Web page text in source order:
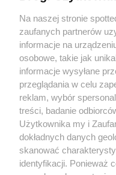
KATEGORIE
OGŁOSZENIA
WYDARZENIA
NA SKRÓTY
Regulamin
Polityka
RODO
Warunki
Na naszej stronie
zaufanych partnerów
informacje na
osobowe, takie jak
informacje wysyłane
przeglądania w celu
reklam, wybór
treści, badanie
Użytkownika my i
dokładnych danych
skanować
identyfikacji. Ponieważ